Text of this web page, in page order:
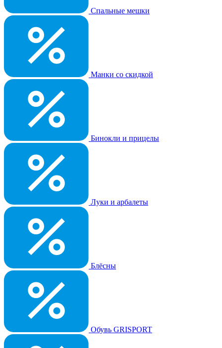
Спальные мешки
Манки со скидкой
Бинокли и прицелы
Луки и арбалеты
Блёсны
Обувь GRISPORT